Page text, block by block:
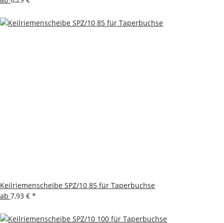
Keilriemenscheibe SPZ/10 85 für Taperbuchse
ab 7,93 € *